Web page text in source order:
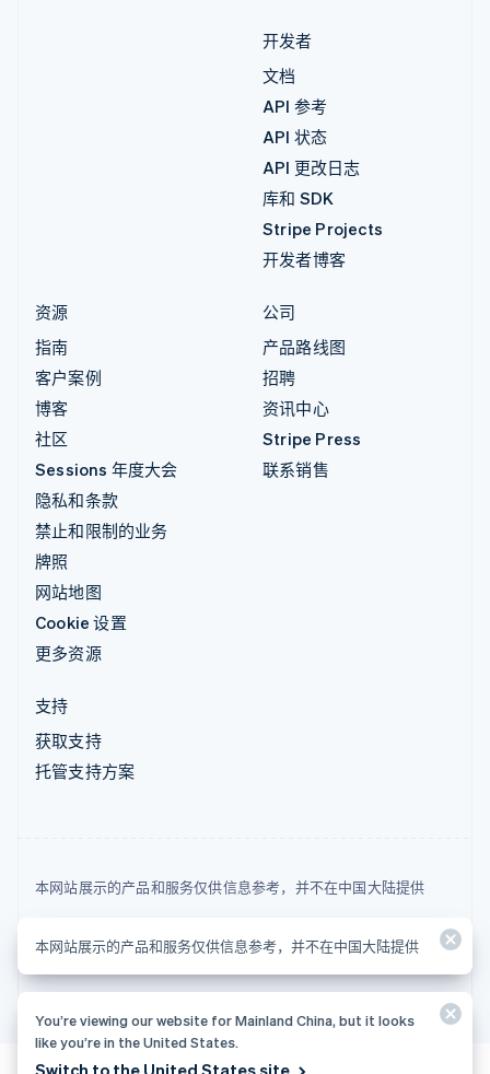
开发者
文档
API 参考
API 状态
API 更改日志
库和 SDK
Stripe Projects
开发者博客
资源
指南
客户案例
博客
社区
Sessions 年度大会
隐私和条款
禁止和限制的业务
牌照
网站地图
Cookie 设置
更多资源
公司
产品路线图
招聘
资讯中心
Stripe Press
联系销售
支持
获取支持
托管支持方案
本网站展示的产品和服务仅供信息参考，并不在中国大陆提供
© 2026 Stripe, LLC
本网站展示的产品和服务仅供信息参考，并不在中国大陆提供
You’re viewing our website for Mainland China, but it looks
like you’re in the United States.
Switch to the United States site